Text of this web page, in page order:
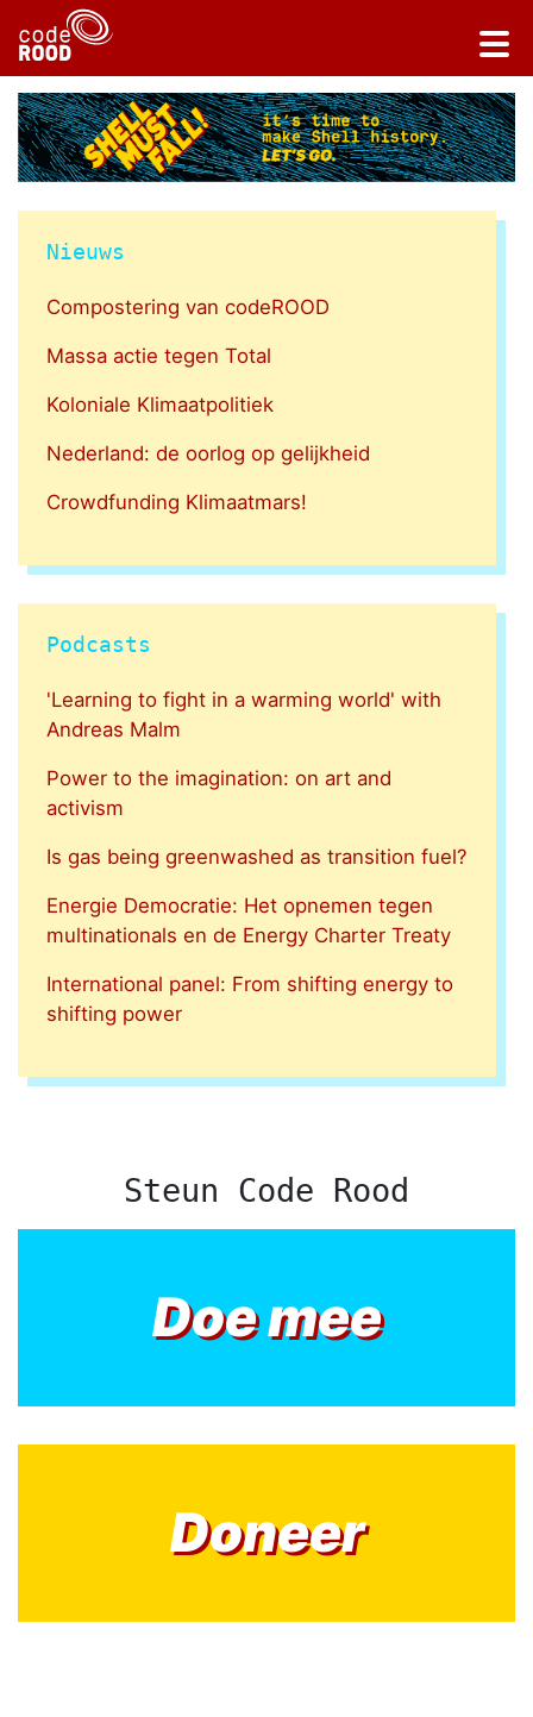
Nieuws
Compostering van codeROOD
Massa actie tegen Total
Koloniale Klimaatpolitiek
Nederland: de oorlog op gelijkheid
Crowdfunding Klimaatmars!
Podcasts
'Learning to fight in a warming world' with
Andreas Malm
Power to the imagination: on art and
activism
Is gas being greenwashed as transition fuel?
Energie Democratie: Het opnemen tegen
multinationals en de Energy Charter Treaty
International panel: From shifting energy to
shifting power
Steun Code Rood
Doe mee
Doneer